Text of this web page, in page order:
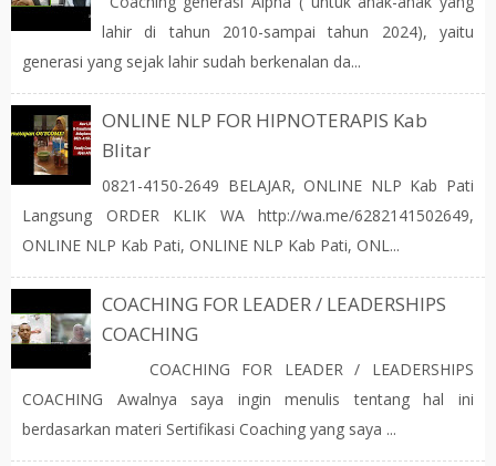
lahir di tahun 2010-sampai tahun 2024), yaitu
generasi yang sejak lahir sudah berkenalan da...
ONLINE NLP FOR HIPNOTERAPIS Kab
Blitar
0821-4150-2649 BELAJAR, ONLINE NLP Kab Pati
Langsung ORDER KLIK WA http://wa.me/6282141502649,
ONLINE NLP Kab Pati, ONLINE NLP Kab Pati, ONL...
COACHING FOR LEADER / LEADERSHIPS
COACHING
COACHING FOR LEADER / LEADERSHIPS
COACHING Awalnya saya ingin menulis tentang hal ini
berdasarkan materi Sertifikasi Coaching yang saya ...